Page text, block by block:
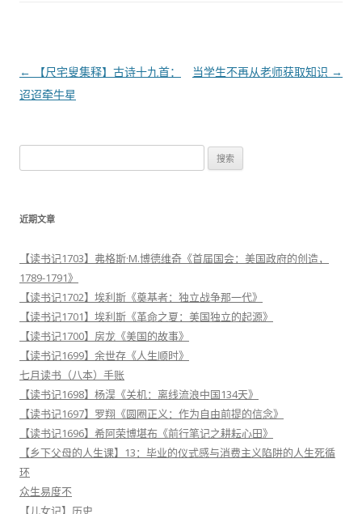
文
章
←
【尺宅叟集释】古诗十九首：
迢迢牵牛星
当学生不再从老师获取知识 →
索
近期文章
【读书记1703】弗格斯·M.博德维奇《首届国会：美国政府的创造，
1789-1791》
【读书记1702】埃利斯《奠基者：独立战争那一代》
【读书记1701】埃利斯《革命之夏：美国独立的起源》
【读书记1700】房龙《美国的故事》
【读书记1699】余世存《人生顺时》
七月读书（八本）手账
【读书记1698】杨淏《关机：离线流浪中国134天》
【读书记1697】罗翔《圆圈正义：作为自由前提的信念》
【读书记1696】希阿荣博堪布《前行笔记之耕耘心田》
【乡下父母的人生课】13：毕业的仪式感与消费主义陷阱的人生死循
环
众生易度不
【儿女记】历史